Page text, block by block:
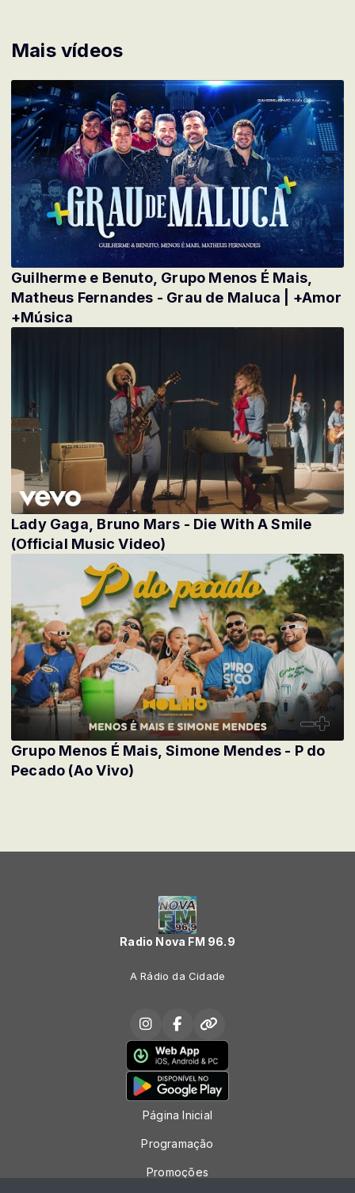
Mais vídeos
Guilherme e Benuto, Grupo Menos É Mais,
Matheus Fernandes - Grau de Maluca | +Amor
+Música
Lady Gaga, Bruno Mars - Die With A Smile
(Official Music Video)
Grupo Menos É Mais, Simone Mendes - P do
Pecado (Ao Vivo)
Radio Nova FM 96.9
A Rádio da Cidade
Página Inicial
Programação
Promoções